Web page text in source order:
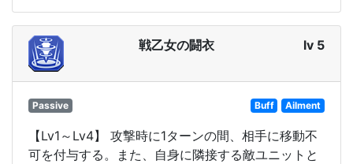
戦乙女の闘衣 lv 5
Passive Buff Ailment
【Lv1～Lv4】 攻撃時に1ターンの間、相手に移動不
可を付与する。また、自身に隣接する敵ユニットと